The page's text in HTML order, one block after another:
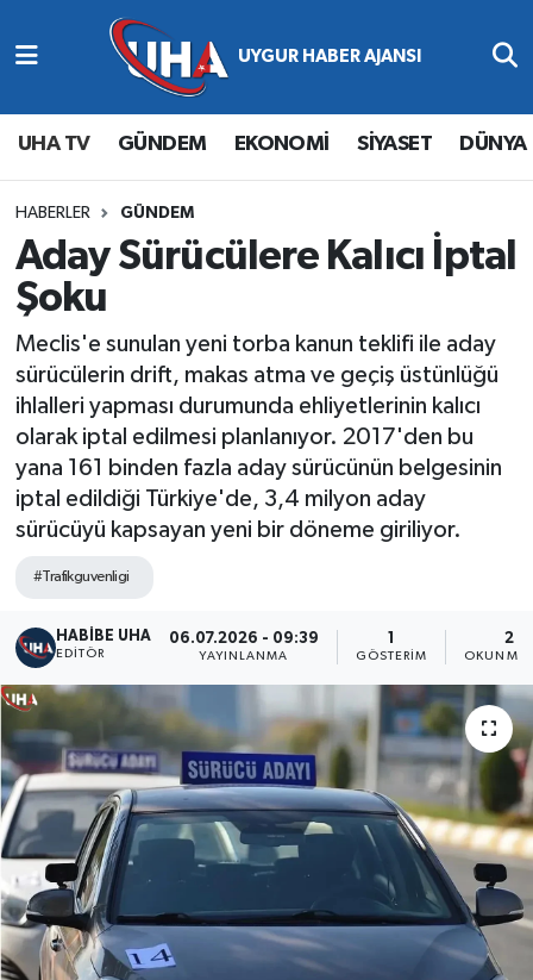
UHA TV GÜNDEM EKONOMİ SİYASET DÜNYA
HABERLER GÜNDEM
Aday Sürücülere Kalıcı İptal
Şoku
Meclis'e sunulan yeni torba kanun teklifi ile aday
sürücülerin drift, makas atma ve geçiş üstünlüğü
ihlalleri yapması durumunda ehliyetlerinin kalıcı
olarak iptal edilmesi planlanıyor. 2017'den bu
yana 161 binden fazla aday sürücünün belgesinin
iptal edildiği Türkiye'de, 3,4 milyon aday
sürücüyü kapsayan yeni bir döneme giriliyor.
#Trafikguvenligi
HABİBE UHA
EDITÖR
06.07.2026 - 09:39
YAYINLANMA GÖSTERIM
2
OKUNMA
Abone Ol
Gündem
Ekonomi
Magazin
Siyaset
Spor
Yaşam
Nöbetçi Eczaneler
Hava Durumu
Namaz Vakitleri
Trafik Durumu
Süper Lig Puan Durumu ve Fikstür
Tüm Manşetler
Son Dakika Haberleri
Haber Arşivi